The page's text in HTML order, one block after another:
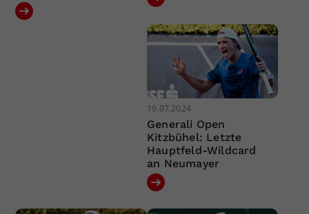
19.07.2024
Generali Open
Kitzbühel: Letzte
Hauptfeld-Wildcard
an Neumayer